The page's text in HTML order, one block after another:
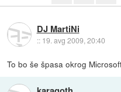
DJ MartiNi
:: 19. avg 2009, 20:40
To bo še špasa okrog